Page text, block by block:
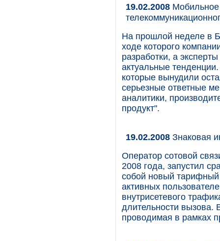
19.02.2008
На прошлой неделе в
ходе которого
разработки, а
актуальные
которые вынудили
серьезные ответные
аналитики,
продукт".
19.02.2008 Знаковая
Оператор сотовой
2008 года, запустил
собой новый
активных
внутрисетевого
длительности вызова.
проводимая в рамках